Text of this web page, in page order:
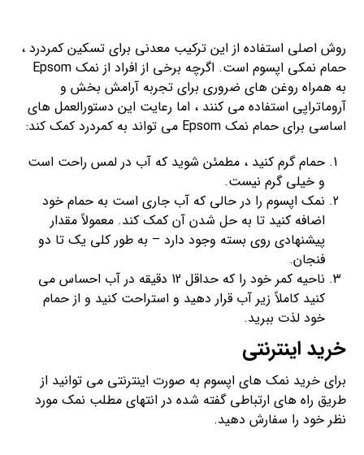
روش اصلی استفاده از این ترکیب معدنی برای تسکین کمردرد ،
حمام نمکی اپسوم است. اگرچه برخی از افراد از نمک Epsom
به همراه روغن های ضروری برای تجربه آرامش بخش و
آروماتراپی استفاده می کنند ، اما رعایت این دستورالعمل های
اساسی برای حمام نمک Epsom می تواند به کمردرد کمک کند:
حمام گرم کنید ، مطمئن شوید که آب در لمس راحت است
و خیلی گرم نیست.
نمک اپسوم را در حالی که آب جاری است به حمام خود
اضافه کنید تا به حل شدن آن کمک کند. معمولاً مقدار
پیشنهادی روی بسته وجود دارد – به طور کلی یک تا دو
فنجان.
ناحیه کمر خود را که حداقل 12 دقیقه در آب احساس می
کنید کاملاً زیر آب قرار دهید و استراحت کنید و از حمام
خود لذت ببرید.
خرید اینترنتی
برای خرید نمک های اپسوم به صورت اینترنتی می توانید از
طریق راه های ارتباطی گفته شده در انتهای مطلب نمک مورد
نظر خود را سفارش دهید.